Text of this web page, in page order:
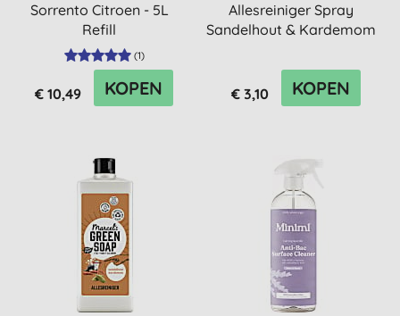
Sorrento Citroen - 5L
Refill
(1)
€ 10,49 KOPEN
Allesreiniger Spray
Sandelhout & Kardemom
€ 3,10 KOPEN